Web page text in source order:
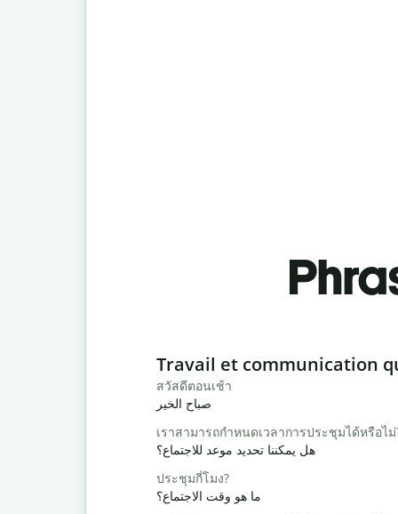
Slide 1 of 6
Travail et communication
สวัสดีตอนเช้า
صباح الخير
เราสามารถกำหนดเวลาการประชุมได้หรือไม่
هل يمكننا تحديد موعد للاجتماع؟
ประชุมกี่โมง?
ما هو وقت الاجتماع؟